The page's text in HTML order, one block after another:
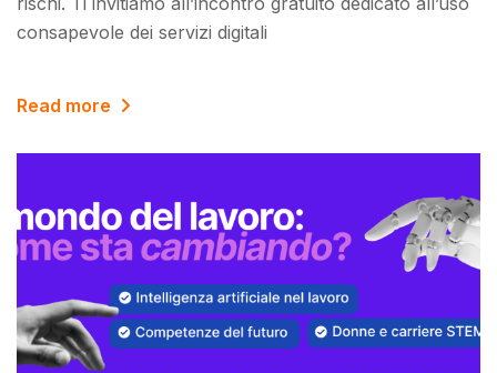
consapevole dei servizi digitali
Read more